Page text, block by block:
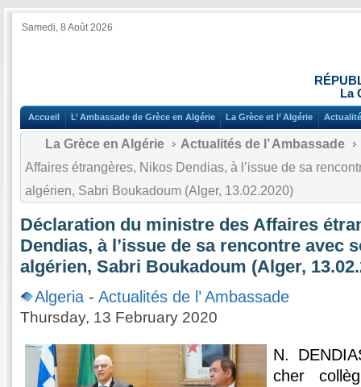
Samedi, 8 Août 2026
La
Accueil L’ Ambassade de Grèce en Algérie La Grèce et l’ Algérie
La Grèce en Algérie Actualités de l’ Ambassade
Affaires étrangères, Nikos Dendias, à l’issue de sa
algérien, Sabri Boukadoum (Alger, 13.02.2020)
Déclaration du ministre des Affaires
Dendias, à l’issue de sa rencontre avec
algérien, Sabri Boukadoum (Alger,
Algeria - Actualités de l’ Ambassade
Thursday, 13 February 2020
N.
cher